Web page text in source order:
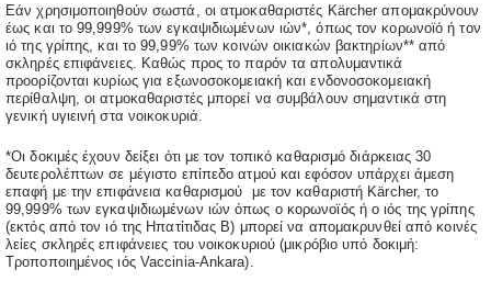
Εάν χρησιμοποιηθούν σωστά, οι ατμοκαθαριστές Kärcher απομακρύνουν
έως και το 99,999% των εγκαψιδιωμένων ιών*, όπως τον κορωνοϊό ή τον
ιό της γρίπης, και το 99,99% των κοινών οικιακών βακτηρίων** από
σκληρές επιφάνειες. Καθώς προς το παρόν τα απολυμαντικά
προορίζονται κυρίως για εξωνοσοκομειακή και ενδονοσοκομειακή
περίθαλψη, οι ατμοκαθαριστές μπορεί να συμβάλουν σημαντικά στη
γενική υγιεινή στα νοικοκυριά.
*Οι δοκιμές έχουν δείξει ότι με τον τοπικό καθαρισμό διάρκειας 30
δευτερολέπτων σε μέγιστο επίπεδο ατμού και εφόσον υπάρχει άμεση
επαφή με την επιφάνεια καθαρισμού με τον καθαριστή Kärcher, το
99,999% των εγκαψιδιωμένων ιών όπως ο κορωνοϊός ή ο ιός της γρίπης
(εκτός από τον ιό της Ηπατίτιδας Β) μπορεί να απομακρυνθεί από κοινές
λείες σκληρές επιφάνειες του νοικοκυριού (μικρόβιο υπό δοκιμή:
Τροποποιημένος ιός Vaccinia-Ankara).